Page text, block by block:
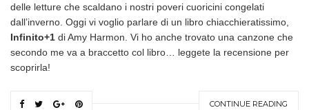
delle letture che scaldano i nostri poveri cuoricini congelati
dall’inverno. Oggi vi voglio parlare di un libro chiacchieratissimo,
Infinito+1 di Amy Harmon. Vi ho anche trovato una canzone che
secondo me va a braccetto col libro… leggete la recensione per
scoprirla!
CONTINUE READING